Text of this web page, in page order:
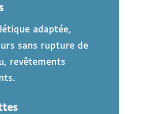
adaptée,
sans rupture de
revêtements